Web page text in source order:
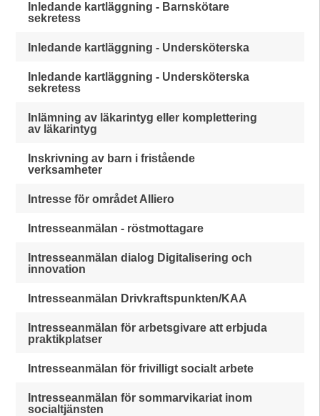
Inledande kartläggning - Barnskötare
sekretess
Inledande kartläggning - Undersköterska
Inledande kartläggning - Undersköterska
sekretess
Inlämning av läkarintyg eller komplettering
av läkarintyg
Inskrivning av barn i fristående
verksamheter
Intresse för området Alliero
Intresseanmälan - röstmottagare
Intresseanmälan dialog Digitalisering och
innovation
Intresseanmälan Drivkraftspunkten/KAA
Intresseanmälan för arbetsgivare att erbjuda
praktikplatser
Intresseanmälan för frivilligt socialt arbete
Intresseanmälan för sommarvikariat inom
socialtjänsten